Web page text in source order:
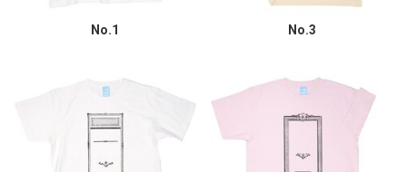
No.1 No.3